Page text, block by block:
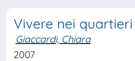
Vivere nei quartieri
Giaccardi, Chiara
2007